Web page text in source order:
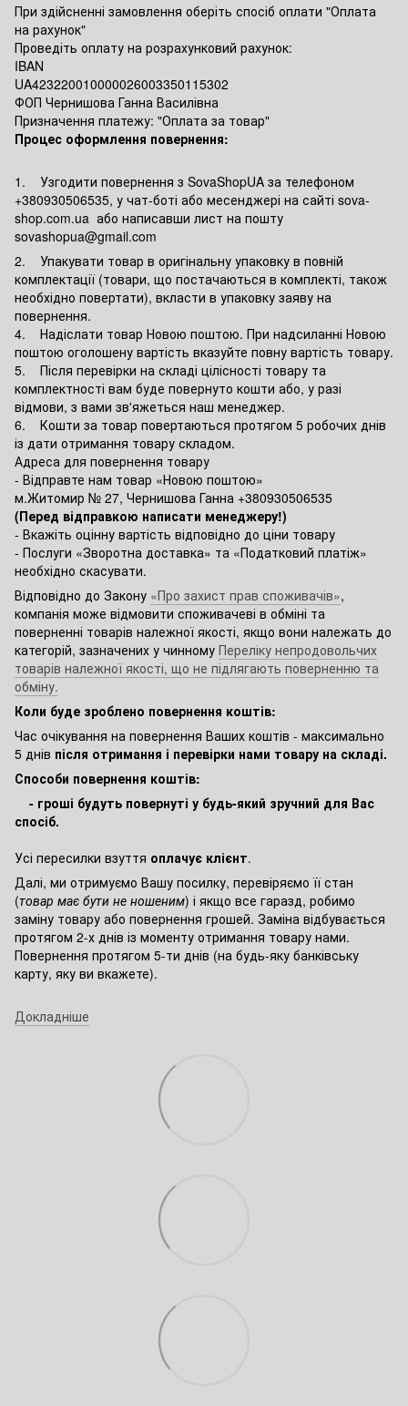
При здійсненні замовлення оберіть спосіб оплати "Оплата
на рахунок"
Проведіть оплату на розрахунковий рахунок:
IBAN
UA423220010000026003350115302
ФОП Чернишова Ганна Василівна
Призначення платежу: "Оплата за товар"
Процес оформлення повернення:
1. Узгодити повернення з SovaShopUA за телефоном
+380930506535, у чат-боті або месенджері на сайті sova-
shop.com.ua або написавши лист на пошту
sovashopua@gmail.com
2. Упакувати товар в оригінальну упаковку в повній
комплектації (товари, що постачаються в комплекті, також
необхідно повертати), вкласти в упаковку заяву на
повернення.
4. Надіслати товар Новою поштою. При надсиланні Новою
поштою оголошену вартість вказуйте повну вартість товару.
5. Після перевірки на складі цілісності товару та
комплектності вам буде повернуто кошти або, у разі
відмови, з вами зв'яжеться наш менеджер.
6. Кошти за товар повертаються протягом 5 робочих днів
із дати отримання товару складом.
Адреса для повернення товару
- Відправте нам товар «Новою поштою»
м.Житомир № 27, Чернишова Ганна +380930506535
(Перед відправкою написати менеджеру!)
- Вкажіть оцінну вартість відповідно до ціни товару
- Послуги «Зворотна доставка» та «Податковий платіж»
необхідно скасувати.
Відповідно до Закону «Про захист прав споживачів»,
компанія може відмовити споживачеві в обміні та
поверненні товарів належної якості, якщо вони належать до
категорій, зазначених у чинному Переліку непродовольчих
товарів належної якості, що не підлягають поверненню та
обміну.
Коли буде зроблено повернення коштів:
Час очікування на повернення Ваших коштів - максимально
5 днів після отримання і перевірки нами товару на складі.
Способи повернення коштів:
- гроші будуть повернуті у будь-який зручний для Вас
спосіб.
Усі пересилки взуття оплачує клієнт.
Далі, ми отримуємо Вашу посилку, перевіряємо її стан
(товар має бути не ношеним) і якщо все гаразд, робимо
заміну товару або повернення грошей. Заміна відбувається
протягом 2-х днів із моменту отримання товару нами.
Повернення протягом 5-ти днів (на будь-яку банківську
карту, яку ви вкажете).
Докладніше